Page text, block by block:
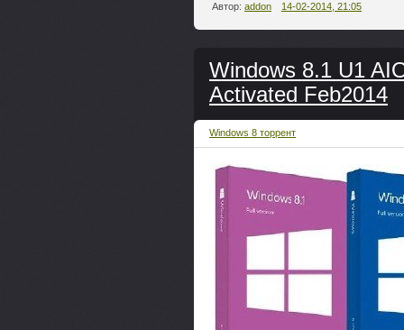
Автор: addon 14-02-2014, 21:05
Windows 8.1 U1
Activated Feb2014
Windows 8 торрент